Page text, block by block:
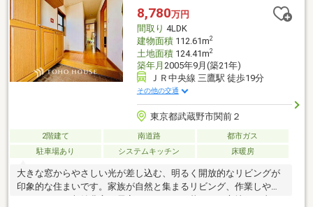
想」をお聞かせ下さい。ご条件など何も決まっていなくても大丈
夫です。「行って良かった！会って良かった！」と、思って頂け
ますようスタッフ一同、夢に！人に！住まいに本気です！！
8,780万円
間取り 4LDK
建物面積112.61m2
土地面積124.41m2
築年月 2005年9月(築21年)
ＪＲ中央線 三鷹駅 徒歩19分
その他の交通
東京都武蔵野市関前２
2階建て 南道路
都市ガス
駐車場あり
システムキッチン 床暖房
大きな窓からやさしい光が差し込む、明るく開放的なリビングが
印象的な住まいです。家族が自然と集まるリビング、作業しやす